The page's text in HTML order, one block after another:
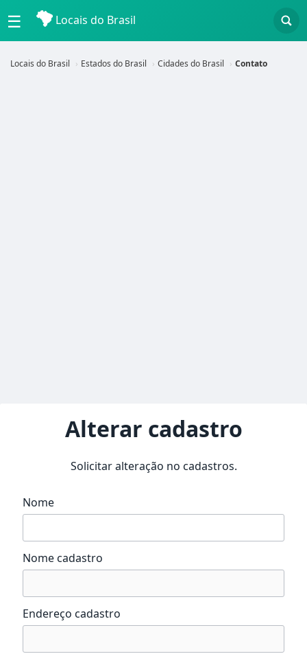
☰ Locais do Brasil
Locais do Brasil Estados do Brasil Cidades do Brasil Contato
Alterar cadastro
Solicitar alteração no cadastros.
Nome
Nome cadastro
Endereço cadastro